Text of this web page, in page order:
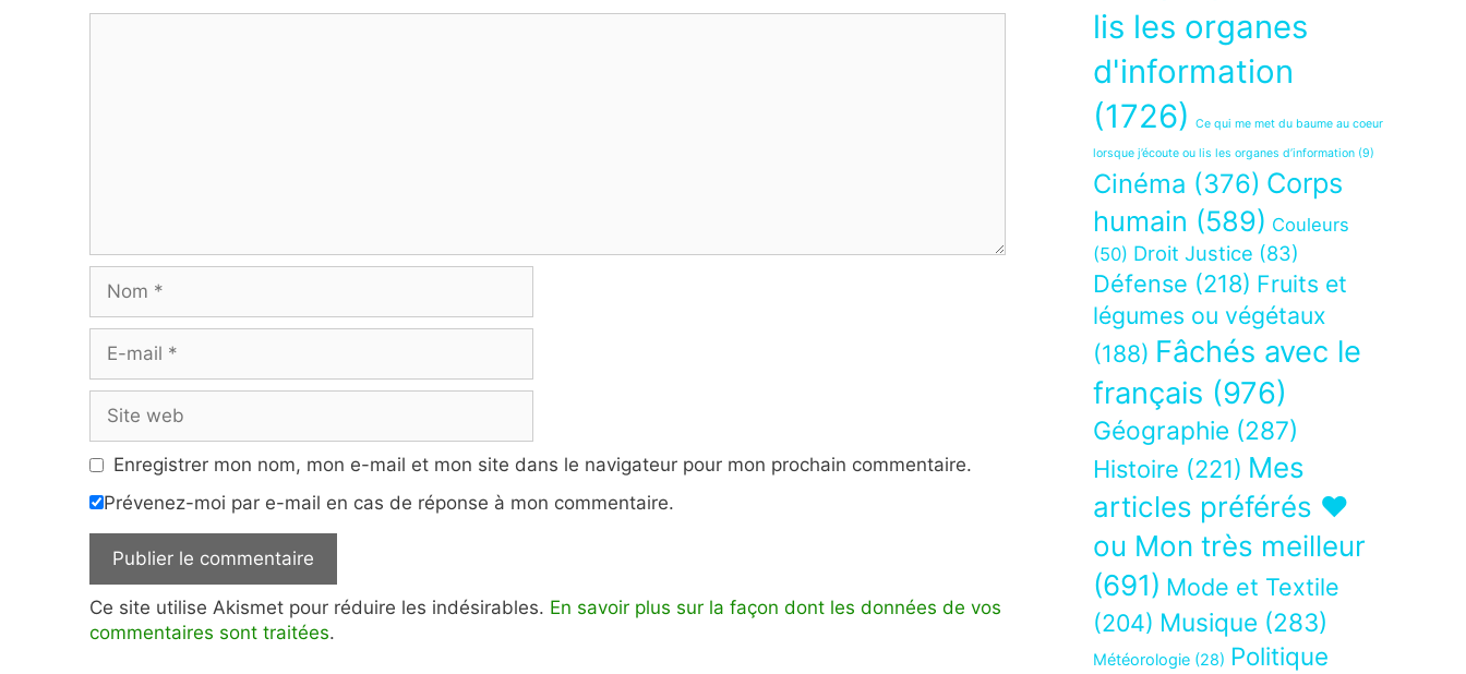
mail
web
Enregistrer mon nom, mon e-mail et mon site dans le navigateur pour mon prochain commentaire.
Prévenez-moi par e-mail en cas de réponse à mon commentaire.
Ce site utilise Akismet pour réduire les indésirables. En savoir plus sur la façon dont les données de vos
commentaires sont traitées.
lis les organes
d'information
(1726)
Ce qui me met du baume au coeur
lorsque j’écoute ou lis les organes d’information (9)
Cinéma (376) Corps
humain (589) Couleurs
(50) Droit Justice (83)
Défense (218) Fruits et
légumes ou végétaux
(188) Fâchés avec le
français (976)
Géographie (287)
Histoire (221) Mes
articles préférés ❤
ou Mon très meilleur
(691) Mode et Textile
(204) Musique (283)
Météorologie (28) Politique